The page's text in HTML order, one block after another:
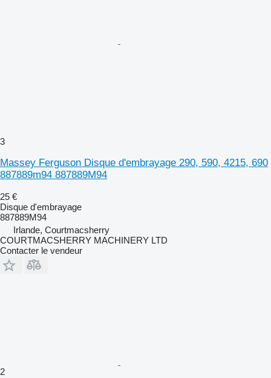
3
Massey Ferguson Disque d'embrayage 290, 590, 4215, 690
887889m94 887889M94
25 €
Disque d'embrayage
887889M94
Irlande, Courtmacsherry
COURTMACSHERRY MACHINERY LTD
Contacter le vendeur
2